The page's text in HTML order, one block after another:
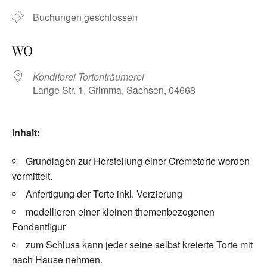
Buchungen geschlossen
WO
Konditorei Tortenträumerei
Lange Str. 1, Grimma, Sachsen, 04668
Inhalt:
Grundlagen zur Herstellung einer Cremetorte werden
vermittelt.
Anfertigung der Torte inkl. Verzierung
modellieren einer kleinen themenbezogenen
Fondantfigur
zum Schluss kann jeder seine selbst kreierte Torte mit
nach Hause nehmen.